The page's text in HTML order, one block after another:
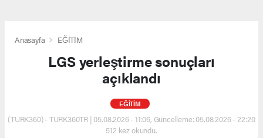
Anasayfa EĞİTİM
LGS yerleştirme sonuçları
açıklandı
EĞİTİM
(TURK360) - TURK360TR | 05.08.2026 - 11:06, Güncelleme: 05.08.2026 - 22:20
512 kez okundu.